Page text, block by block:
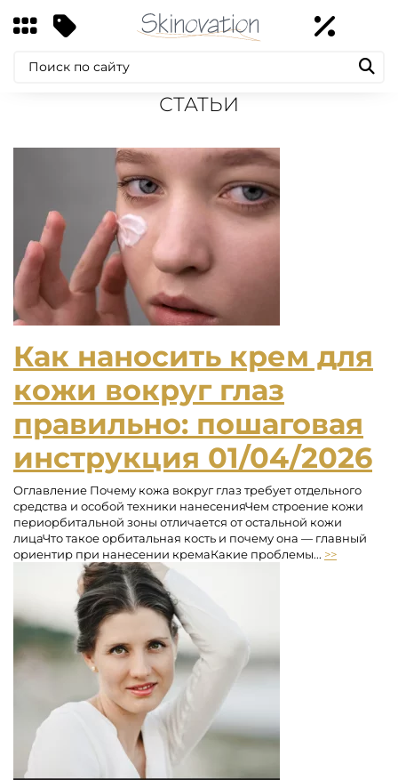
СТАТЬИ
Как наносить крем для
кожи вокруг глаз
правильно: пошаговая
инструкция 01/04/2026
Оглавление Почему кожа вокруг глаз требует отдельного
средства и особой техники нанесенияЧем строение кожи
периорбитальной зоны отличается от остальной кожи
лицаЧто такое орбитальная кость и почему она — главный
ориентир при нанесении кремаКакие проблемы... >>